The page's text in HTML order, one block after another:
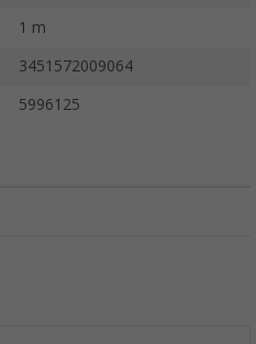
1 m
3451572009064
5996125